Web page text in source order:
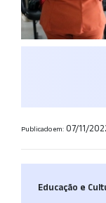
Publicado em: 07/11/
Educação e